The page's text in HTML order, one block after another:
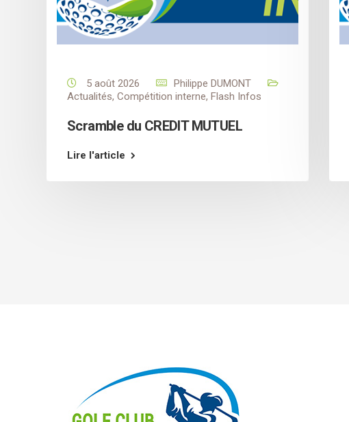
5 août 2026
Philippe DUMONT
Actualités, Compétition interne, Flash Infos
Scramble du CREDIT MUTUEL
Lire l'article